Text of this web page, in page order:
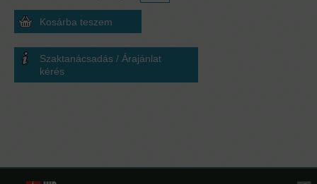
Szaktanácsadás / Árajánlat
kérés